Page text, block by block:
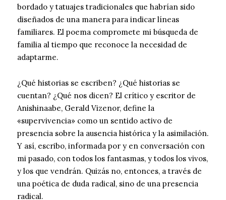
bordado y tatuajes tradicionales que habrían sido
diseñados de una manera para indicar líneas
familiares. El poema compromete mi búsqueda de
familia al tiempo que reconoce la necesidad de
adaptarme.
¿Qué historias se escriben? ¿Qué historias se
cuentan? ¿Qué nos dicen? El crítico y escritor de
Anishinaabe, Gerald Vizenor, define la
«supervivencia» como un sentido activo de
presencia sobre la ausencia histórica y la asimilación.
Y así, escribo, informada por y en conversación con
mi pasado, con todos los fantasmas, y todos los vivos,
y los que vendrán. Quizás no, entonces, a través de
una poética de duda radical, sino de una presencia
radical.